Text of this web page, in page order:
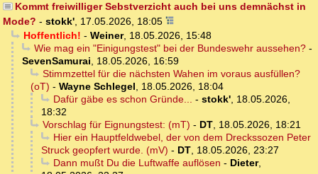
Kommt freiwilliger Sebstverzicht auch bei uns demnächst in
Mode? - stokk', 17.05.2026, 18:05
Hoffentlich! - Weiner, 18.05.2026, 15:48
Wie mag ein "Einigungstest" bei der Bundeswehr aussehen?-
SevenSamurai, 18.05.2026, 16:59
Stimmzettel für die nächsten Wahen im voraus ausfüllen?
(oT) - Wayne Schlegel, 18.05.2026, 18:04
Dafür gäbe es schon Gründe... - stokk', 18.05.2026,
18:32
Vorschlag für Eignungstest: (mT) - DT, 18.05.2026, 18:21
Hier ein Hauptfeldwebel, der von dem Dreckssozen Peter
Struck geopfert wurde. (mV) - DT, 18.05.2026, 23:27
Dann mußt Du die Luftwaffe auflösen - Dieter,